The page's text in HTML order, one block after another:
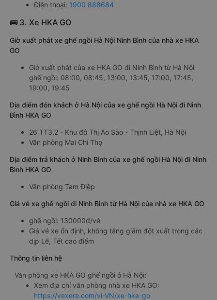
Điện thoại: 1900 888684
🚌 3. Xe HKA GO
Giờ xuất phát xe ghế ngồi Hà Nội Ninh Bình của nhà xe HKA
GO
Giờ xuất phát của xe HKA GO đi Ninh Bình từ Hà Nội
ghế ngồi: 08:00, 08:45, 13:00, 13:45, 17:00, 17:45,
19:00, 19:45
Địa điểm đón khách ở Hà Nội của xe ghế ngồi Hà Nội đi Ninh
Bình HKA GO
26 TT3.2 - Khu đô Thị Ao Sào - Thịnh Liệt, Hà Nội
Văn phòng Mai Chí Thọ
Địa điểm trả khách ở Ninh Bình của xe ghế ngồi Hà Nội đi Ninh
Bình HKA GO
Văn phòng Tam Điệp
Giá vé xe ghế ngồi đi Ninh Bình từ Hà Nội của nhà xe HKA GO
ghế ngồi: 130000đ/vé
Giá vé xe ổn định, không tăng giảm đột xuất trong các
dịp Lễ, Tết cao điểm
Thông tin liên hệ
Văn phòng xe HKA GO ghế ngồi ở Hà Nội:
Xem địa chỉ văn phòng nhà xe HKA GO:
https://vexere.com/vi-VN/xe-hka-go